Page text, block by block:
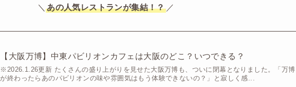
＼あの人気レストランが集結！？／
【大阪万博】中東パビリオンカフェは大阪のどこ？いつできる？
※2026.1.26更新 たくさんの盛り上がりを見せた大阪万博も、ついに閉幕となりました。「万博
が終わったらあのパビリオンの味や雰囲気はもう体験できないの？」と寂しく感...